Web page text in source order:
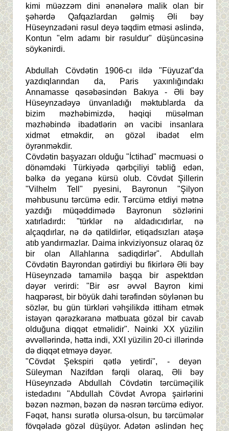
kimi müəzzəm dini ənənələrə malik olan bir
şəhərdə Qafqazlardan gəlmiş Əli bəy
Hüseynzadəni rəsul deyə təqdim etməsi əslində,
Kontun "elm adamı bir rəsuldur" düşüncəsinə
söykənirdi.
Abdullah Cövdətin 1906-cı ildə "Füyuzat"da
yazdıqlarından da, Paris yaxınlığındakı
Annamasse qəsəbəsindən Bakıya - Əli bəy
Hüseynzadəyə ünvanladığı məktublarda da
bizim məzhəbimizdə, həqiqi müsəlman
məzhəbində ibadətlərin ən vacibi insanlara
xidmət etməkdir, ən gözəl ibadət elm
öyrənməkdir.
Cövdətin başyazarı olduğu "İctihad" məcmuəsi o
dönəmdəki Türkiyədə qərbçiliyi təbliğ edən,
bəlkə də yeganə kürsü olub. Cövdət Şillerin
"Vilhelm Tell" pyesini, Bayronun "Şilyon
məhbusunu tərcümə edir. Tərcümə etdiyi mətnə
yazdığı müqəddimədə Bayronun sözlərini
xatırladırdı: "türklər nə aldadıcıdırlar, nə
alçaqdırlar, nə də qatildirlər, etiqadsızları atəşə
atıb yandırmazlar. Daima inkviziyonsuz olaraq öz
bir olan Allahlarına sadiqdirlər". Abdullah
Cövdətin Bayrondan gətirdiyi bu fikirlərə Əli bəy
Hüseynzadə tamamilə başqa bir aspektdən
dəyər verirdi: "Bir əsr əvvəl Bayron kimi
haqpərəst, bir böyük dahi tərəfindən söylənən bu
sözlər, bu gün türkləri vəhşilikdə ittiham etmək
istəyən qərəzkəranə mətbuata gözəl bir cavab
olduğuna diqqət etməlidir". Nəinki XX yüzilin
əvvəllərində, hətta indi, XXI yüzilin 20-ci illərində
də diqqət etməyə dəyər.
"Cövdət Şekspiri qətlə yetirdi", - deyən
Süleyman Nazifdən fərqli olaraq, Əli bəy
Hüseynzadə Abdullah Cövdətin tərcüməçilik
istedadını "Abdullah Cövdət Avropa şairlərini
bəzən nəzmən, bəzən də nəsrən tərcümə ediyor.
Fəqət, hansı surətlə olursa-olsun, bu tərcümələr
fövqəladə gözəl düşüyor. Adətən əslindən heç